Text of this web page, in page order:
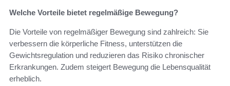
Welche Vorteile bietet regelmäßige Bewegung?
Die Vorteile von regelmäßiger Bewegung sind zahlreich: Sie
verbessern die körperliche Fitness, unterstützen die
Gewichtsregulation und reduzieren das Risiko chronischer
Erkrankungen. Zudem steigert Bewegung die Lebensqualität
erheblich.